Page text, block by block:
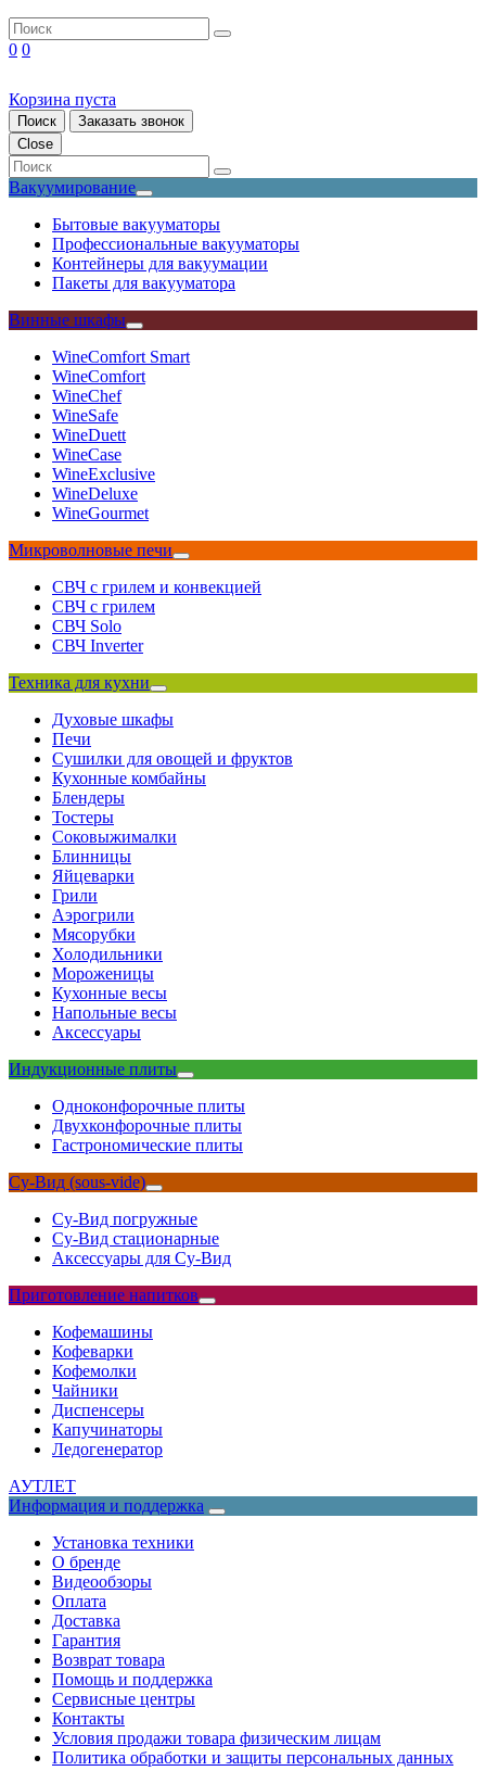
0 0
Корзина пуста
Поиск
Заказать звонок
Close
Вакуумирование
Бытовые вакууматоры
Профессиональные вакууматоры
Контейнеры для вакуумации
Пакеты для вакууматора
Винные шкафы
WineComfort Smart
WineComfort
WineChef
WineSafe
WineDuett
WineCase
WineExclusive
WineDeluxe
WineGourmet
Микроволновые печи
СВЧ с грилем и конвекцией
СВЧ с грилем
СВЧ Solo
СВЧ Inverter
Техника для кухни
Духовые шкафы
Печи
Сушилки для овощей и фруктов
Кухонные комбайны
Блендеры
Тостеры
Соковыжималки
Блинницы
Яйцеварки
Грили
Аэрогрили
Мясорубки
Холодильники
Мороженицы
Кухонные весы
Напольные весы
Аксессуары
Индукционные плиты
Одноконфорочные плиты
Двухконфорочные плиты
Гастрономические плиты
Су-Вид (sous-vide)
Су-Вид погружные
Су-Вид стационарные
Аксессуары для Су-Вид
Приготовление напитков
Кофемашины
Кофеварки
Кофемолки
Чайники
Диспенсеры
Капучинаторы
Ледогенератор
АУТЛЕТ
Информация и поддержка
Установка техники
О бренде
Видеообзоры
Оплата
Доставка
Гарантия
Возврат товара
Помощь и поддержка
Сервисные центры
Контакты
Условия продажи товара физическим лицам
Политика обработки и защиты персональных данных